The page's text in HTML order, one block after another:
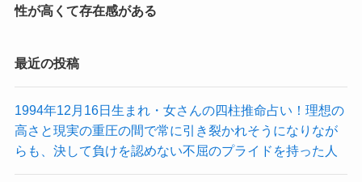
性が高くて存在感がある
最近の投稿
1994年12月16日生まれ・女さんの四柱推命占い！理想の
高さと現実の重圧の間で常に引き裂かれそうになりなが
らも、決して負けを認めない不屈のプライドを持った人